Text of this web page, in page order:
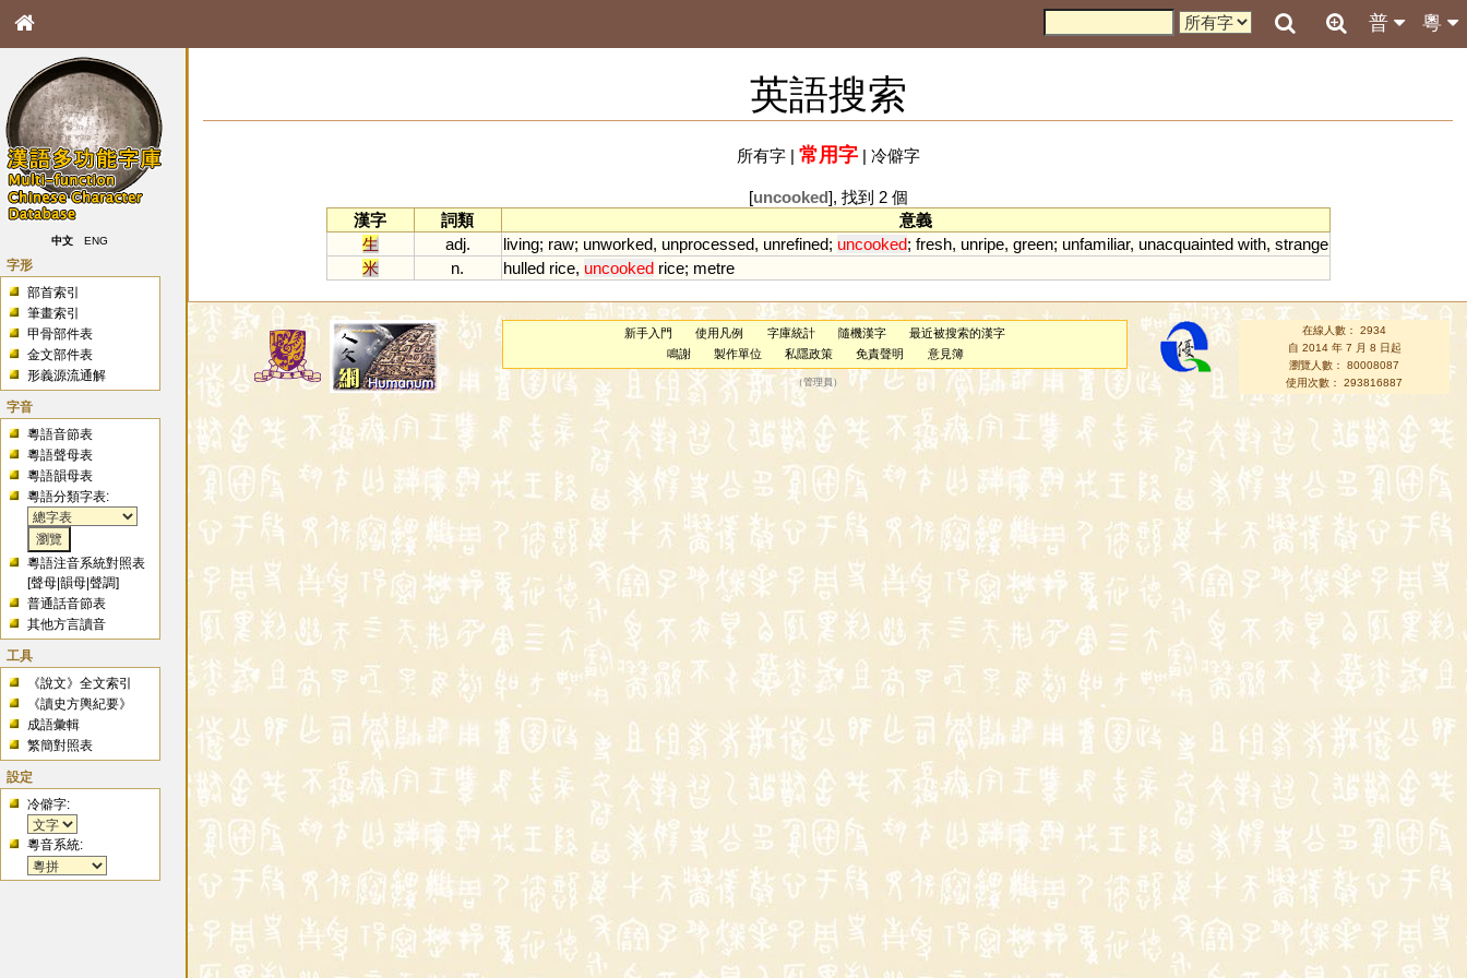
粵
普
中文 ENG
字形
部首索引
筆畫索引
甲骨部件表
金文部件表
形義源流通解
字音
粵語音節表
粵語聲母表
粵語韻母表
粵語分類字表:
粵語注音系統對照表
[聲母 |韻母 |聲調]
普通話音節表
其他方言讀音
工具
《說文》全文索引
《讀史方輿紀要》
成語彙輯
繁簡對照表
設定
冷僻字:
粵音系統:
英語搜索
所有字| 常用字| 冷僻字
[uncooked], 找到 2 個
漢字
詞類
意義
生
adj. living; raw; unworked, unprocessed, unrefined; uncooked; fresh, unripe, green; unfamiliar, unacquainted with, strange
米
n. hulled rice, uncooked rice; metre
新手入門 使用凡例 字庫統計 隨機漢字
最近被搜索的漢字
鳴謝
製作單位 私隱政策 免責聲明 意見簿
（管理員 ）
在線人數： 2934
自 2014 年 7 月 8 日起
瀏覽人數： 80008087
使用次數： 293816887